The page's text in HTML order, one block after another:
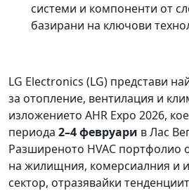
системи и компоненти от
базирани на ключови
LG Electronics (LG) представи
за отопление, вентилация и
изложението AHR Expo 2026,
периода 2–4 февруари в Лас
Разширеното HVAC портфолио
на жилищния, комерсиалния и
сектор, отразявайки